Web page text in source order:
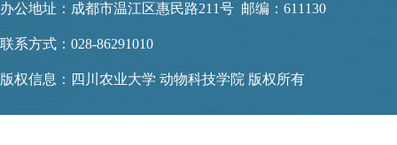
办公地址：成都市温江区惠民路211号 邮编：611130
联系方式：028-86291010
版权信息：四川农业大学 动物科技学院 版权所有